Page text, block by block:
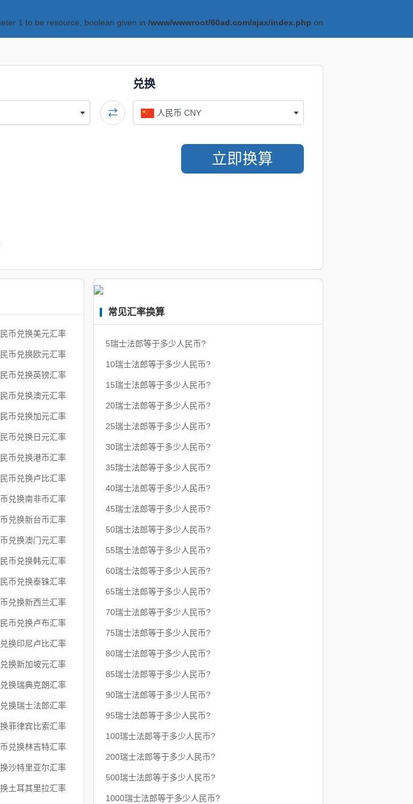
1 to be resource, boolean given in /www/wwwroot/60ad.com/ajax/index.php on
兑换
人民币 CNY
立即换算
币兑换美元汇率
币兑换欧元汇率
币兑换英镑汇率
币兑换澳元汇率
币兑换加元汇率
币兑换日元汇率
币兑换港币汇率
币兑换卢比汇率
兑换南非币汇率
兑换新台币汇率
兑换澳门元汇率
币兑换韩元汇率
币兑换泰铢汇率
兑换新西兰汇率
币兑换卢布汇率
换印尼卢比汇率
换新加坡元汇率
换瑞典克朗汇率
换瑞士法郎汇率
菲律宾比索汇率
兑换林吉特汇率
沙特里亚尔汇率
土耳其里拉汇率
常见汇率换算
5瑞士法郎等于多少人民币?
10瑞士法郎等于多少人民币?
15瑞士法郎等于多少人民币?
20瑞士法郎等于多少人民币?
25瑞士法郎等于多少人民币?
30瑞士法郎等于多少人民币?
35瑞士法郎等于多少人民币?
40瑞士法郎等于多少人民币?
45瑞士法郎等于多少人民币?
50瑞士法郎等于多少人民币?
55瑞士法郎等于多少人民币?
60瑞士法郎等于多少人民币?
65瑞士法郎等于多少人民币?
70瑞士法郎等于多少人民币?
75瑞士法郎等于多少人民币?
80瑞士法郎等于多少人民币?
85瑞士法郎等于多少人民币?
90瑞士法郎等于多少人民币?
95瑞士法郎等于多少人民币?
100瑞士法郎等于多少人民币?
200瑞士法郎等于多少人民币?
500瑞士法郎等于多少人民币?
1000瑞士法郎等于多少人民币?